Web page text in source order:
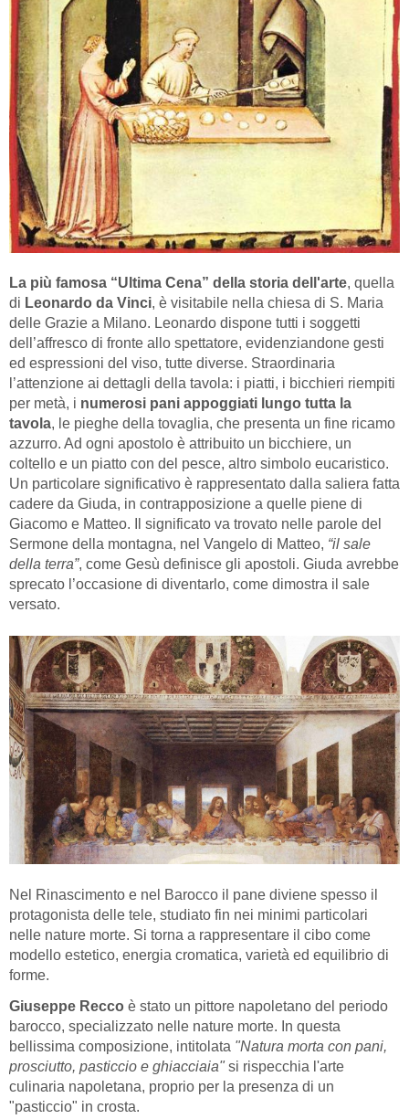
La più famosa “Ultima Cena” della storia dell'arte, quella
di Leonardo da Vinci, è visitabile nella chiesa di S. Maria
delle Grazie a Milano. Leonardo dispone tutti i soggetti
dell’affresco di fronte allo spettatore, evidenziandone gesti
ed espressioni del viso, tutte diverse. Straordinaria
l’attenzione ai dettagli della tavola: i piatti, i bicchieri riempiti
per metà, i numerosi pani appoggiati lungo tutta la
tavola, le pieghe della tovaglia, che presenta un fine ricamo
azzurro. Ad ogni apostolo è attribuito un bicchiere, un
coltello e un piatto con del pesce, altro simbolo eucaristico.
Un particolare significativo è rappresentato dalla saliera fatta
cadere da Giuda, in contrapposizione a quelle piene di
Giacomo e Matteo. Il significato va trovato nelle parole del
Sermone della montagna, nel Vangelo di Matteo, “il sale
della terra”, come Gesù definisce gli apostoli. Giuda avrebbe
sprecato l’occasione di diventarlo, come dimostra il sale
versato.
Nel Rinascimento e nel Barocco il pane diviene spesso il
protagonista delle tele, studiato fin nei minimi particolari
nelle nature morte. Si torna a rappresentare il cibo come
modello estetico, energia cromatica, varietà ed equilibrio di
forme.
Giuseppe Recco è stato un pittore napoletano del periodo
barocco, specializzato nelle nature morte. In questa
bellissima composizione, intitolata "Natura morta con pani,
prosciutto, pasticcio e ghiacciaia"si rispecchia l'arte
culinaria napoletana, proprio per la presenza di un
"pasticcio" in crosta.